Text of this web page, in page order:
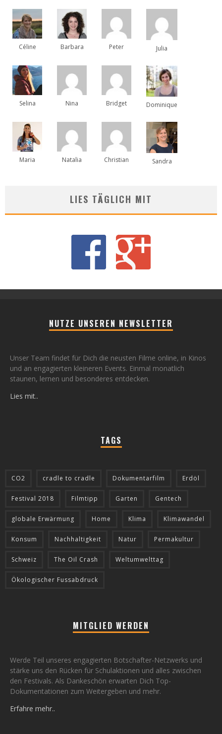
Céline Barbara Peter Julia
Selina Nina Bridget Dominique
Maria Natalia Christian Sandra
LIES TÄGLICH MIT
NUTZE UNSEREN NEWSLETTER
Unser Team findet für Dich die neusten Filme online, in Kinos
und an engagierten kleineren Events. Einmal monatlich
staunen, lernen und besonderes entdecken.
Lies mit..
TAGS
CO2 cradle to cradle Dokumentarfilm Erdöl
Festival 2018 Filmtipp Garten Gentech
globale Erwärmung Home Klima Klimawandel
Konsum Nachhaltigkeit Natur Permakultur
Schweiz The Oil Crash Weltumwelttag
Ökologischer Fussabdruck
MITGLIED WERDEN
Werde Teil unseres engagierten Botschafter-Netzwerks und
stärke uns den Rücken für Schulaktionen und alles zwischen
den Festivals. Als Dankeschön erwarten Dich Top-
Dokumentationen zum Weitergeben und mehr.
Erfahre mehr..